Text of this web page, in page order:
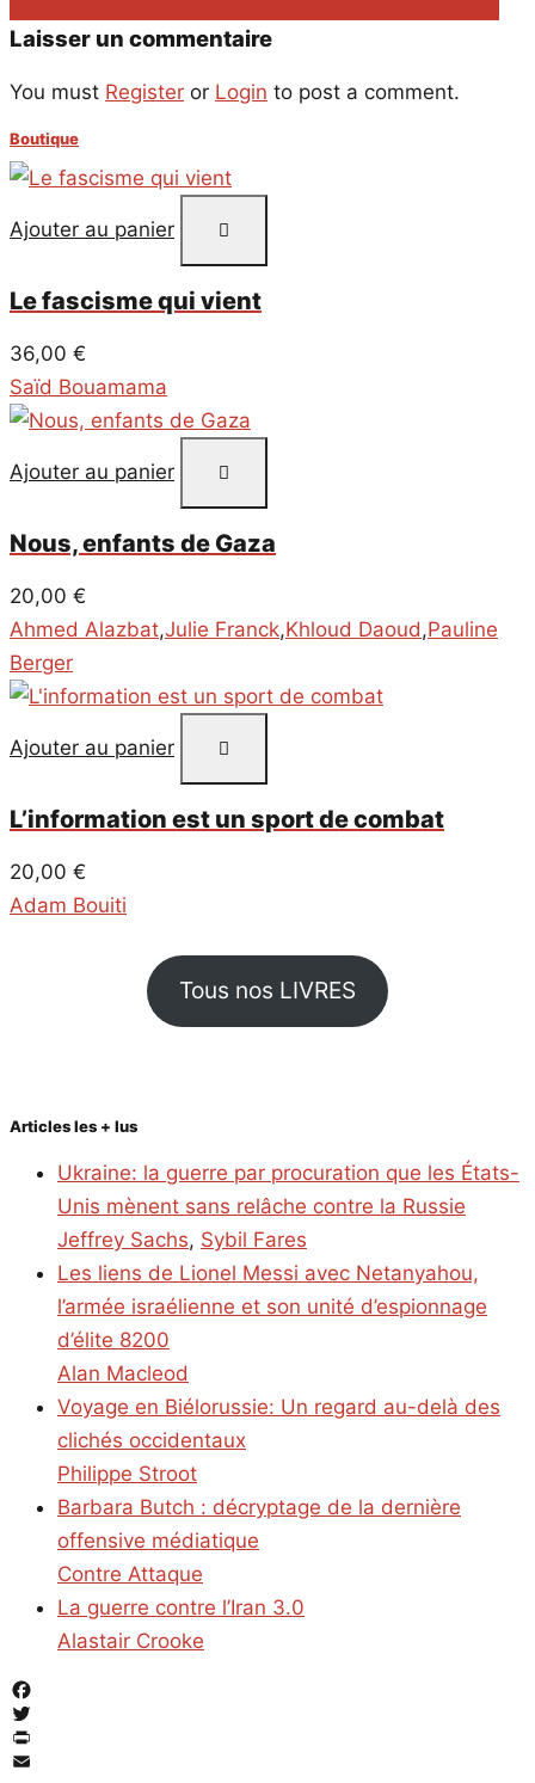
Laisser un commentaire
You must Register or Login to post a comment.
Boutique
Ajouter au panier
Le fascisme qui vient
36,00 €
Saïd Bouamama
Ajouter au panier
Nous, enfants de Gaza
20,00 €
Ahmed Alazbat,Julie Franck,Khloud Daoud,Pauline
Berger
Ajouter au panier
L’information est un sport de combat
20,00 €
Adam Bouiti
Tous nos LIVRES
Articles les + lus
Ukraine: la guerre par procuration que les États-
Unis mènent sans relâche contre la Russie
Jeffrey Sachs, Sybil Fares
Les liens de Lionel Messi avec Netanyahou,
l’armée israélienne et son unité d’espionnage
d’élite 8200
Alan Macleod
Voyage en Biélorussie: Un regard au-delà des
clichés occidentaux
Philippe Stroot
Barbara Butch : décryptage de la dernière
offensive médiatique
Contre Attaque
La guerre contre l’Iran 3.0
Alastair Crooke
Facebook
Twitter
PrintFriendly